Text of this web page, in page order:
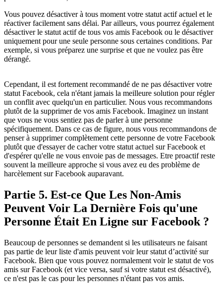
Vous pouvez désactiver à tous moment votre statut actif actuel et le
réactiver facilement sans délai. Par ailleurs, vous pourrez également
désactiver le statut actif de tous vos amis Facebook ou le désactiver
uniquement pour une seule personne sous certaines conditions. Par
exemple, si vous préparez une surprise et que ne voulez pas être
dérangé.
Cependant, il est fortement recommandé de ne pas désactiver votre
statut Facebook, cela n'étant jamais la meilleure solution pour régler
un conflit avec quelqu'un en particulier. Nous vous recommandons
plutôt de la supprimer de vos amis Facebook. Imaginez un instant
que vous ne vous sentiez pas de parler à une personne
spécifiquement. Dans ce cas de figure, nous vous recommandons de
penser à supprimer complètement cette personne de votre Facebook
plutôt que d'essayer de cacher votre statut actuel sur Facebook et
d'espérer qu'elle ne vous envoie pas de messages. Etre proactif reste
souvent la meilleure approche si vous avez eu des problème de
harcèlement sur Facebook auparavant.
Partie 5. Est-ce Que Les Non-Amis
Peuvent Voir La Dernière Fois qu'une
Personne Était En Ligne sur Facebook ?
Beaucoup de personnes se demandent si les utilisateurs ne faisant
pas partie de leur liste d'amis peuvent voir leur statut d’activité sur
Facebook. Bien que vous pouvez normalement voir le statut de vos
amis sur Facebook (et vice versa, sauf si votre statut est désactivé),
ce n'est pas le cas pour les personnes n'étant pas vos amis.